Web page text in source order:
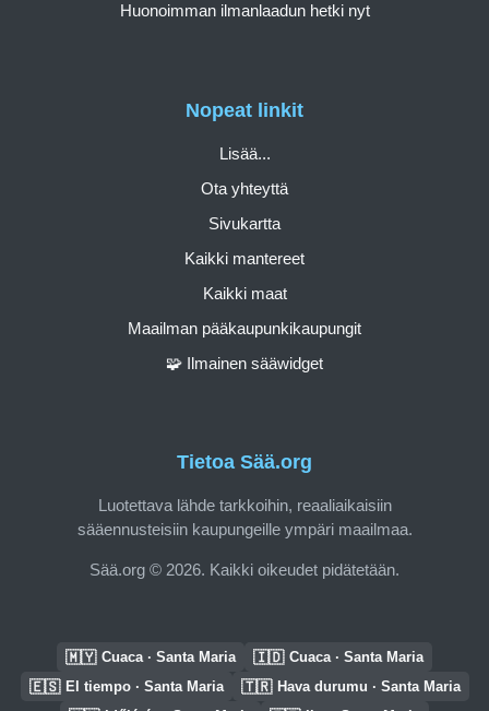
Tietoa Sää.org
Luotettava lähde tarkkoihin, reaaliaikaisiin
sääennusteisiin kaupungeille ympäri maailmaa.
Sää.org © 2026. Kaikki oikeudet pidätetään.
Nopeat linkit
Lisää...
Ota yhteyttä
Sivukartta
Kaikki mantereet
Kaikki maat
Maailman pääkaupunkikaupungit
🧩 Ilmainen sääwidget
Huonoimman ilmanlaadun hetki nyt
🇲🇾 Cuaca · Santa Maria 🇮🇩 Cuaca · Santa Maria
🇪🇸 El tiempo · Santa Maria 🇹🇷 Hava durumu · Santa Maria